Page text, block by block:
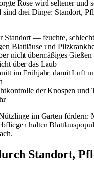
Rose wird seltener und
sind drei Dinge: Standort,
Standort — feuchte,
Blattläuse und
nicht übermäßiges
über das Laub
im Frühjahr, damit Luft
der Knospen und
im Garten fördern:
halten
Standort,